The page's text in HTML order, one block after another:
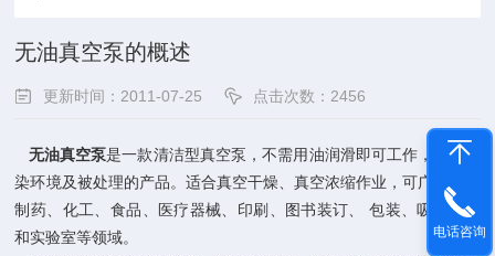
无油真空泵的概述
更新时间：2011-07-25 点击次数：2456
无油真空泵是一款清洁型真空泵，不需用油润滑即可工作，不会污
染环境及被处理的产品。适合真空干燥、真空浓缩作业，可广泛用于
制药、化工、食品、医疗器械、印刷、图书装订、 包装、吸塑成型
和实验室等领域。
电话咨询